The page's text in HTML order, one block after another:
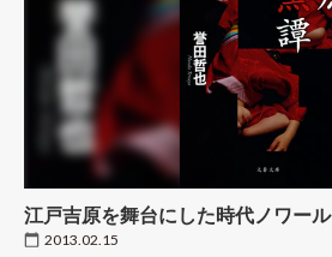
江戸吉原を舞台にした時代ノワール
2013.02.15